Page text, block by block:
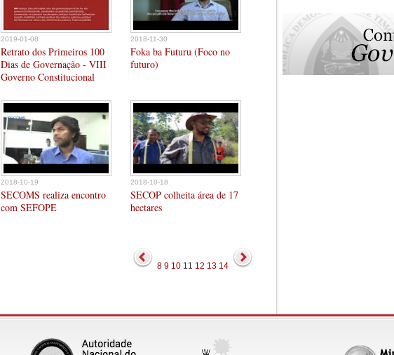
2019-01-08
Retrato dos Primeiros 100
Dias de Governação - VIII
Governo Constitucional
2018-11-30
Foka ba Futuru (Foco no
futuro)
2018-10-19
SECOMS realiza encontro
com SEFOPE
2018-10-18
SECOP colheita área de 17
hectares
8 9 10 11 12 13 14